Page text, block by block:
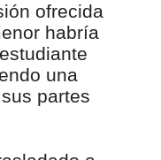
ofrecida
habría
una
partes